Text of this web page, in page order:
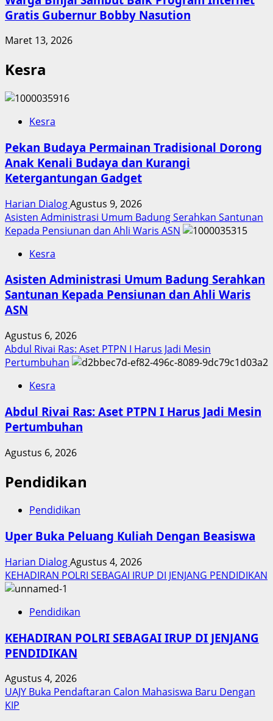
Gratis Gubernur Bobby Nasution
Maret 13, 2026
Kesra
Kesra
Pekan Budaya Permainan Tradisional Dorong
Anak Kenali Budaya dan Kurangi
Ketergantungan Gadget
Harian DialogAgustus 9, 2026
Asisten Administrasi Umum Badung Serahkan Santunan
Kepada Pensiunan dan Ahli Waris ASN
Kesra
Asisten Administrasi Umum Badung Serahkan
Santunan Kepada Pensiunan dan Ahli Waris
ASN
Agustus 6, 2026
Abdul Rivai Ras: Aset PTPN I Harus Jadi Mesin
Pertumbuhan
Kesra
Abdul Rivai Ras: Aset PTPN I Harus Jadi Mesin
Pertumbuhan
Agustus 6, 2026
Pendidikan
Pendidikan
Uper Buka Peluang Kuliah Dengan Beasiswa
Harian DialogAgustus 4, 2026
KEHADIRAN POLRI SEBAGAI IRUP DI JENJANG PENDIDIKAN
Pendidikan
KEHADIRAN POLRI SEBAGAI IRUP DI JENJANG
PENDIDIKAN
Agustus 4, 2026
UAJY Buka Pendaftaran Calon Mahasiswa Baru Dengan
KIP